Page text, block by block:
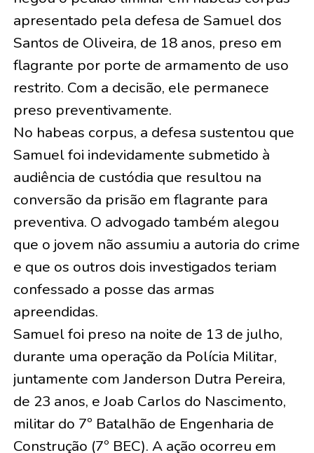
apresentado pela defesa de Samuel dos
Santos de Oliveira, de 18 anos, preso em
flagrante por porte de armamento de uso
restrito. Com a decisão, ele permanece
preso preventivamente.
No habeas corpus, a defesa sustentou que
Samuel foi indevidamente submetido à
audiência de custódia que resultou na
conversão da prisão em flagrante para
preventiva. O advogado também alegou
que o jovem não assumiu a autoria do crime
e que os outros dois investigados teriam
confessado a posse das armas
apreendidas.
Samuel foi preso na noite de 13 de julho,
durante uma operação da Polícia Militar,
juntamente com Janderson Dutra Pereira,
de 23 anos, e Joab Carlos do Nascimento,
militar do 7º Batalhão de Engenharia de
Construção (7º BEC). A ação ocorreu em